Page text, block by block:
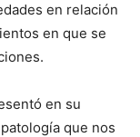
en relación
en que se
en su
que nos